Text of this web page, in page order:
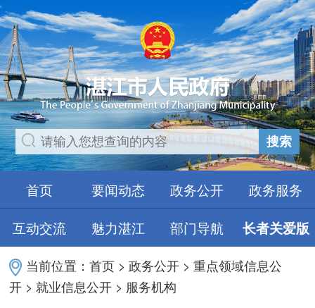
搜索
首页 要闻动态 政务公开
政务服务
互动交流
魅力湛江 部门导航 长者关爱版
当前位置：首页 >政务公开 >重点领域信息公
开 > 就业信息公开 > 服务机构